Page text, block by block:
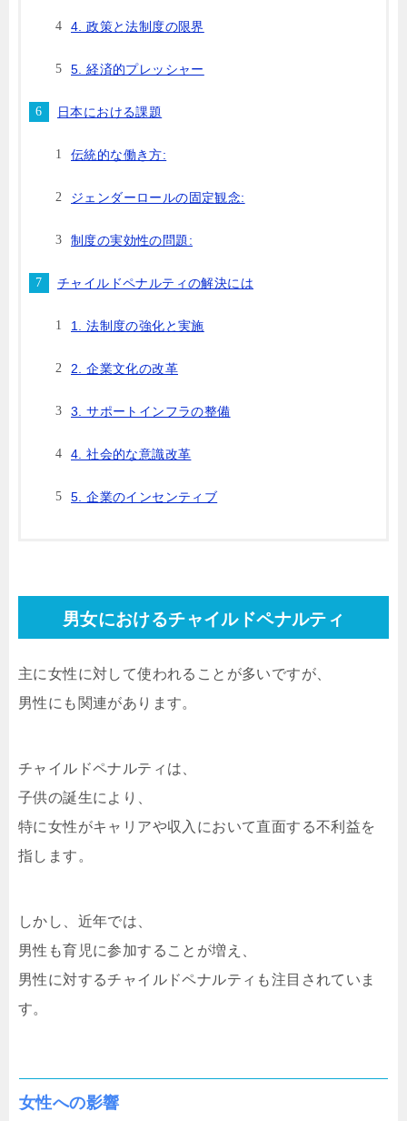
4. 政策と法制度の限界
5. 経済的プレッシャー
日本における課題
伝統的な働き方:
ジェンダーロールの固定観念:
制度の実効性の問題:
チャイルドペナルティの解決には
1. 法制度の強化と実施
2. 企業文化の改革
3. サポートインフラの整備
4. 社会的な意識改革
5. 企業のインセンティブ
男女におけるチャイルドペナルティ
主に女性に対して使われることが多いですが、
男性にも関連があります。
チャイルドペナルティは、
子供の誕生により、
特に女性がキャリアや収入において直面する不利益を
指します。
しかし、近年では、
男性も育児に参加することが増え、
男性に対するチャイルドペナルティも注目されていま
す。
女性への影響